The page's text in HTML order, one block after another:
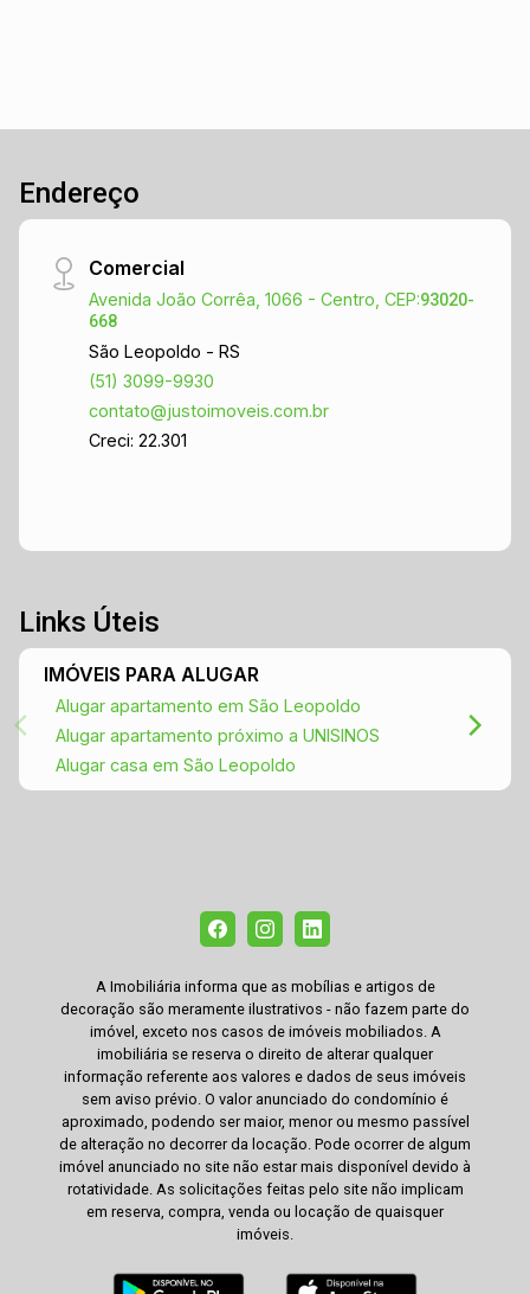
Endereço
Comercial
Avenida João Corrêa, 1066 - Centro, CEP:93020-
668
São Leopoldo - RS
(51) 3099-9930
contato@justoimoveis.com.br
Creci: 22.301
Links Úteis
IMÓVEIS PARA ALUGAR
Alugar apartamento em São Leopoldo
Alugar apartamento próximo a UNISINOS
Alugar casa em São Leopoldo
A Imobiliária informa que as mobílias e artigos de
decoração são meramente ilustrativos - não fazem parte do
imóvel, exceto nos casos de imóveis mobiliados. A
imobiliária se reserva o direito de alterar qualquer
informação referente aos valores e dados de seus imóveis
sem aviso prévio. O valor anunciado do condomínio é
aproximado, podendo ser maior, menor ou mesmo passível
de alteração no decorrer da locação. Pode ocorrer de algum
imóvel anunciado no site não estar mais disponível devido à
rotatividade. As solicitações feitas pelo site não implicam
em reserva, compra, venda ou locação de quaisquer
imóveis.